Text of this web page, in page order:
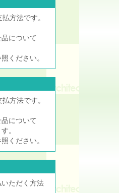
方法です。
について
ください。
方法です。
について
。
ください。
ただく方法